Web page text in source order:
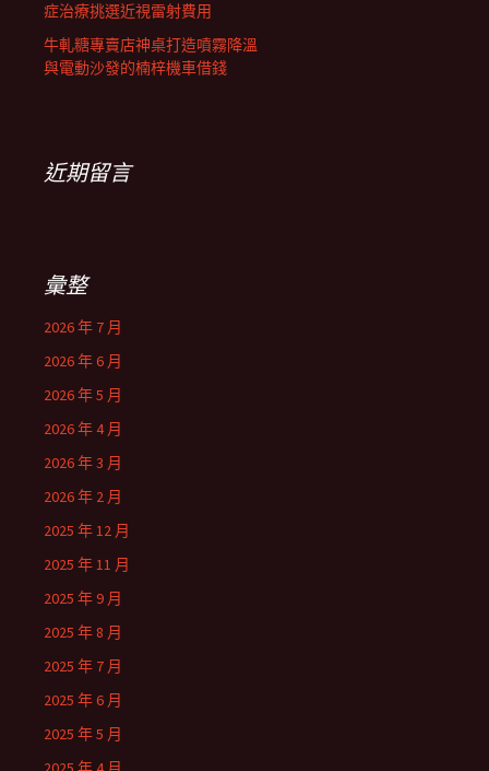
症治療挑選近視雷射費用
牛軋糖專賣店神桌打造噴霧降溫
與電動沙發的楠梓機車借錢
近期留言
彙整
2026 年 7 月
2026 年 6 月
2026 年 5 月
2026 年 4 月
2026 年 3 月
2026 年 2 月
2025 年 12 月
2025 年 11 月
2025 年 9 月
2025 年 8 月
2025 年 7 月
2025 年 6 月
2025 年 5 月